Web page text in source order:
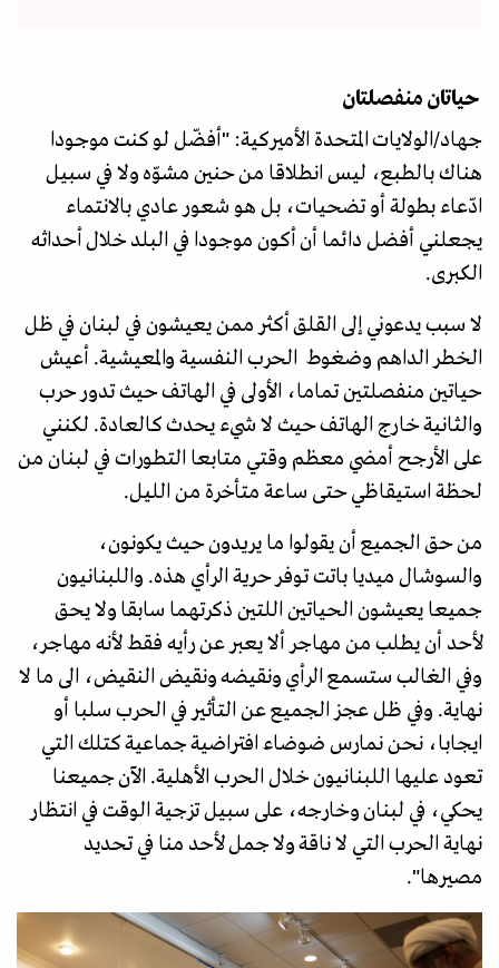
حياتان منفصلتان
جهاد/الولايات المتحدة الأميركية: "أفضّل لو كنت موجودا
هناك بالطبع، ليس انطلاقا من حنين مشوّه ولا في سبيل
ادّعاء بطولة أو تضحيات، بل هو شعور عادي بالانتماء
يجعلني أفضل دائما أن أكون موجودا في البلد خلال أحداثه
الكبرى.
لا سبب يدعوني إلى القلق أكثر ممن يعيشون في لبنان في ظل
الخطر الداهم وضغوط الحرب النفسية والمعيشية. أعيش
حياتين منفصلتين تماما، الأولى في الهاتف حيث تدور حرب
والثانية خارج الهاتف حيث لا شيء يحدث كالعادة. لكنني
على الأرجح أمضي معظم وقتي متابعا التطورات في لبنان من
لحظة استيقاظي حتى ساعة متأخرة من الليل.
من حق الجميع أن يقولوا ما يريدون حيث يكونون،
والسوشال ميديا باتت توفر حرية الرأي هذه. واللبنانيون
جميعا يعيشون الحياتين اللتين ذكرتهما سابقا ولا يحق
لأحد أن يطلب من مهاجر ألا يعبر عن رأيه فقط لأنه مهاجر،
وفي الغالب ستسمع الرأي ونقيضه ونقيض النقيض، الى ما لا
نهاية. وفي ظل عجز الجميع عن التأثير في الحرب سلبا أو
ايجابا، نحن نمارس ضوضاء افتراضية جماعية كتلك التي
تعود عليها اللبنانيون خلال الحرب الأهلية. الآن جميعنا
يحكي، في لبنان وخارجه، على سبيل تزجية الوقت في انتظار
نهاية الحرب التي لا ناقة ولا جمل لأحد منا في تحديد
مصيرها".